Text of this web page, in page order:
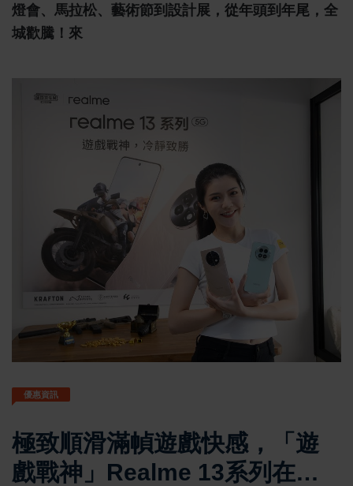
燈會、馬拉松、藝術節到設計展，從年頭到年尾，全
城歡騰！來
優惠資訊
極致順滑滿幀遊戲快感，「遊
戲戰神」realme 13系列在台